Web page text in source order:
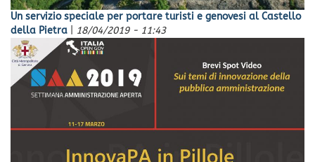
Un servizio speciale per portare turisti e genovesi al Castello
della Pietra
18/04/2019 - 11:43